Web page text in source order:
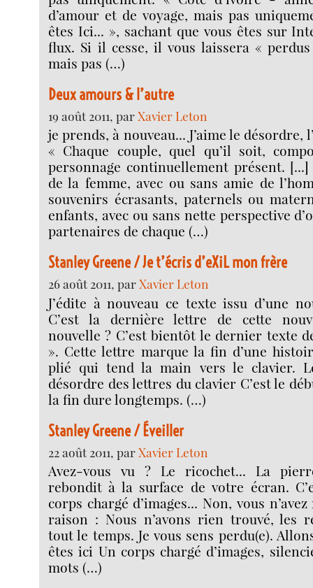
d’amour et de voyage, mais pas
êtes Ici... », sachant que vous êtes sur
flux. Si il cesse, il vous laissera «
mais pas (…)
Deux amours & l’autre
19 août 2011, parXavier Leton
je prends, à nouveau... J’aime le désordre,
« Chaque couple, quel qu’il soit,
personnage continuellement présent.
de la femme, avec ou sans amie de
souvenirs écrasants, paternels ou
enfants, avec ou sans nette perspective
partenaires de chaque (…)
Stanley Greene / Je t’écris d’eXiL mon frère
26 août 2011, parXavier Leton
J’édite à nouveau ce texte issu d’une
C’est la dernière lettre de cette
nouvelle ? C’est bientôt le dernier texte
». Cette lettre marque la fin d’une
plié qui tend la main vers le clavier.
désordre des lettres du clavier C’est le
la fin dure longtemps. (…)
Stanley Greene / Éveiller
22 août 2011, parXavier Leton
Avez-vous vu ? Le ricochet... La
rebondit à la surface de votre écran.
corps chargé d’images... Non, vous
raison : Nous n’avons rien trouvé, les
tout le temps. Je vous sens perdu(e).
êtes ici Un corps chargé d’images,
mots (…)